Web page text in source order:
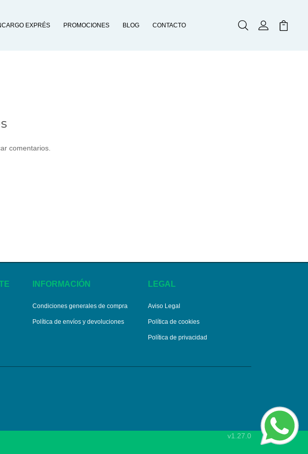
EXPRÉS PROMOCIONES BLOG CONTACTO BuscarMi Cuenta
Mi
comentarios.
INFORMACIÓN
Condiciones generales de compra
Política de envíos y devoluciones
LEGAL
Aviso Legal
Política de cookies
Política de privacidad
v1.27.0